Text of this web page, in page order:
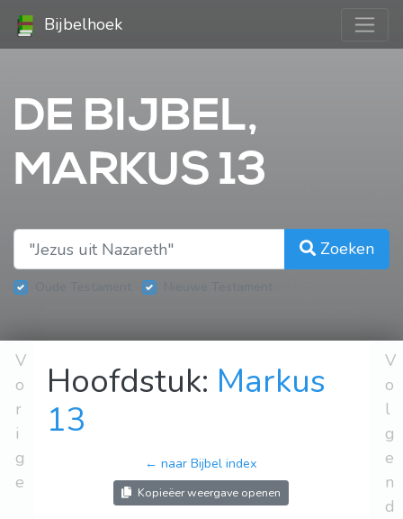
Bijbelhoek
DE BIJBEL,
MARKUS 13
Zoeken
V
o
r
i
g
e
Hoofdstuk: Markus
13
← naar Bijbel index
Kopieëer weergave openen
V
o
l
g
e
n
d